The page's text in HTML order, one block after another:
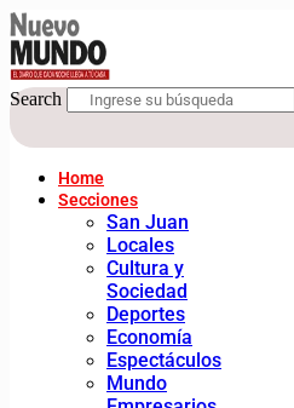
Search
Home
Secciones
San Juan
Locales
Cultura y
Sociedad
Deportes
Economía
Espectáculos
Mundo